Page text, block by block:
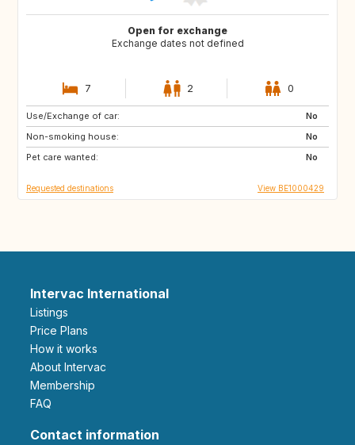
Open for exchange
Exchange dates not defined
7 2 0
Use/Exchange of car:
No
Non-smoking house:
No
Pet care wanted:
No
ZA
IT
PT
Requested destinations View BE1000429
Intervac International
Listings
Price Plans
How it works
About Intervac
Membership
FAQ
Contact information